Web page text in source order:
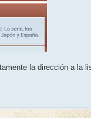
la dirección a la